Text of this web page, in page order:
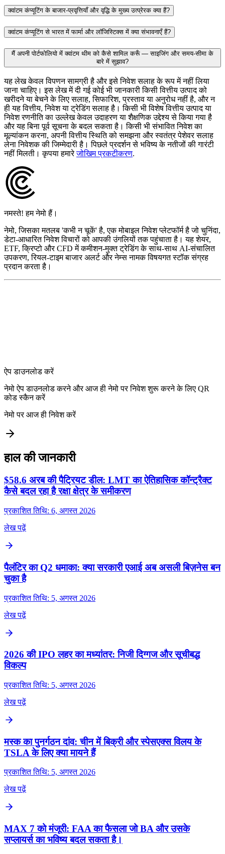
क्वांटम कंप्यूटिंग के बाजार‑प्रवृत्तियाँ और वृद्धि के मुख्य उत्प्रेरक क्या हैं?
क्वांटम कंप्यूटिंग से भारत में फार्मा और लॉजिस्टिक्स में क्या संभावनाएँ हैं?
मैं अपनी पोर्टफोलियो में क्वांटम थीम को कैसे शामिल करूँ — साइजिंग और समय‑सीमा के
बारे में सुझाव?
यह लेख केवल विपणन सामग्री है और इसे निवेश सलाह के रूप में नहीं लिया
जाना चाहिए। इस लेख में दी गई कोई भी जानकारी किसी वित्तीय उत्पाद को
खरीदने या बेचने के लिए सलाह, सिफारिश, प्रस्ताव या अनुरोध नहीं है, और न
ही यह वित्तीय, निवेश या ट्रेडिंग सलाह है। किसी भी विशेष वित्तीय उत्पाद या
निवेश रणनीति का उल्लेख केवल उदाहरण या शैक्षणिक उद्देश्य से किया गया है
और यह बिना पूर्व सूचना के बदल सकता है। किसी भी संभावित निवेश का
मूल्यांकन करना, अपनी वित्तीय स्थिति को समझना और स्वतंत्र पेशेवर सलाह
लेना निवेशक की जिम्मेदारी है। पिछले प्रदर्शन से भविष्य के नतीजों की गारंटी
नहीं मिलती। कृपया हमारे जोखिम प्रकटीकरण.
नमस्ते! हम नेमो हैं।
नेमो, जिसका मतलब 'कभी न चूकें' है, एक मोबाइल निवेश प्लेटफॉर्म है जो चुनिंदा,
डेटा-आधारित निवेश विचारों को आपकी उंगलियों तक पहुंचाता है। यह शेयर,
ETF, क्रिप्टो और CFD में कमीशन-मुक्त ट्रेडिंग के साथ-साथ AI-संचालित
उपकरण, रियल-टाइम बाजार अलर्ट और नेम्स नामक विषयगत स्टॉक संग्रह
प्रदान करता है।
ऐप डाउनलोड करें
नेमो ऐप डाउनलोड करने और आज ही नेमो पर निवेश शुरू करने के लिए QR
कोड स्कैन करें
नेमो पर आज ही निवेश करें
हाल की जानकारी
$58.6 अरब की पैट्रियट डील: LMT का ऐतिहासिक कॉन्ट्रैक्ट
कैसे बदल रहा है रक्षा क्षेत्र के समीकरण
प्रकाशित तिथि: 6, अगस्त 2026
लेख पढ़ें
पैलंटिर का Q2 धमाका: क्या सरकारी एआई अब असली बिज़नेस बन
चुका है
प्रकाशित तिथि: 5, अगस्त 2026
लेख पढ़ें
2026 की IPO लहर का मध्यांतर: निजी दिग्गज और सूचीबद्ध
विकल्प
प्रकाशित तिथि: 5, अगस्त 2026
लेख पढ़ें
मस्क का पुनर्गठन दांव: चीन में बिक्री और स्पेसएक्स विलय के
TSLA के लिए क्या मायने हैं
प्रकाशित तिथि: 5, अगस्त 2026
लेख पढ़ें
MAX 7 को मंजूरी: FAA का फैसला जो BA और उसके
सप्लायर्स का भविष्य बदल सकता है।